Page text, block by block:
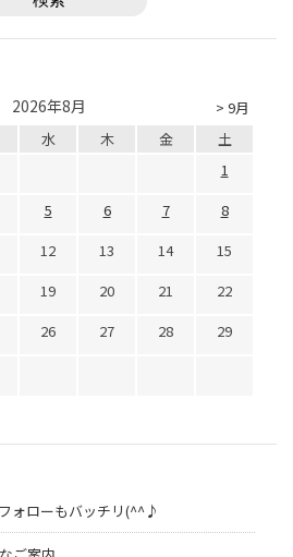
> 9月
2026年8月
水 木 金
土
1
5 6 7
8
12 13 14
15
19 20 21
22
26 27 28
29
ォローもバッチリ(^^♪